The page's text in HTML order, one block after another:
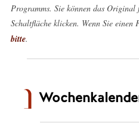
Programms. Sie können das
Schaltfläche klicken. Wenn Sie einen
bitte.